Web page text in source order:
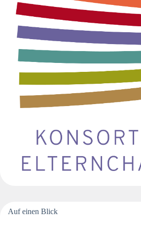
Auf einen Blick